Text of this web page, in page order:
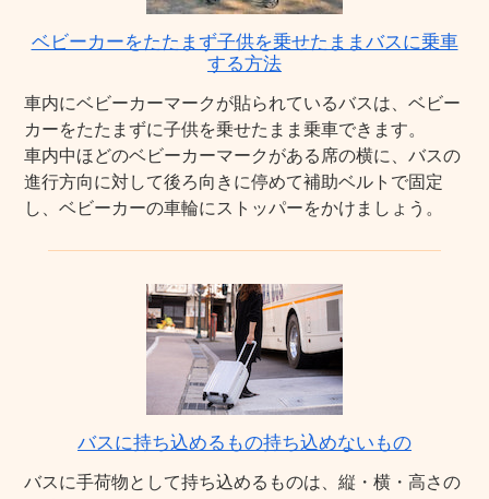
ベビーカーをたたまず子供を乗せたままバスに乗車
する方法
車内にベビーカーマークが貼られているバスは、ベビー
カーをたたまずに子供を乗せたまま乗車できます。
車内中ほどのベビーカーマークがある席の横に、バスの
進行方向に対して後ろ向きに停めて補助ベルトで固定
し、ベビーカーの車輪にストッパーをかけましょう。
バスに持ち込めるもの持ち込めないもの
バスに手荷物として持ち込めるものは、縦・横・高さの